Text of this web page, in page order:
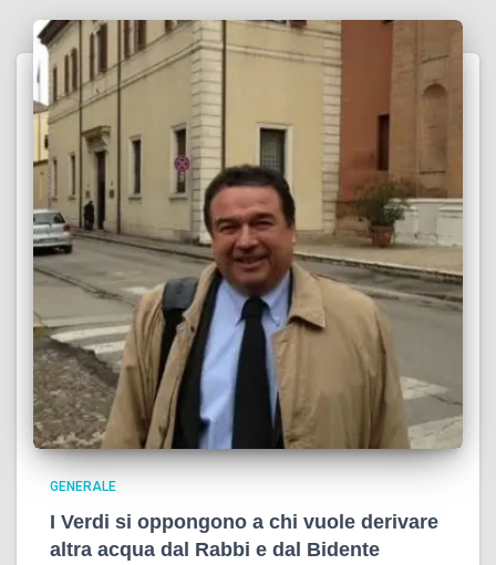
GENERALE
I Verdi si oppongono a chi vuole derivare
altra acqua dal Rabbi e dal Bidente